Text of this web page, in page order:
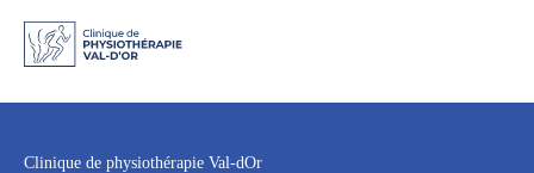
Clinique de physiothérapie Val-dOr